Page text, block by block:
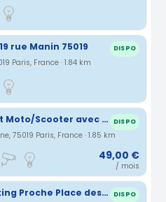
rue Manin 75019 DISPO
Paris, France · 1.84 km
Emplacement Moto/Scooter avec arceaux d’accrochage DISPO
75019 Paris, France · 1.85 km
49,00 €
/ mois
Location Parking Proche Place des Fêtes 75019 DISPO